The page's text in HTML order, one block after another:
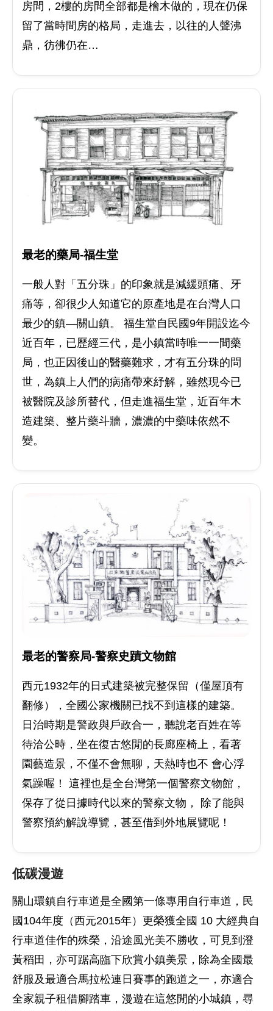
房間，2樓的房間全部都是檜木做的，現在仍保
留了當時間房的格局，走進去，以往的人聲沸
鼎，彷彿仍在…
最老的藥局-福生堂
一般人對「五分珠」的印象就是減緩頭痛、牙
痛等，卻很少人知道它的原產地是在台灣人口
最少的鎮—關山鎮。 福生堂自民國9年開設迄今
近百年，已歷經三代，是小鎮當時唯一一間藥
局，也正因後山的醫藥難求，才有五分珠的問
世，為鎮上人們的病痛帶來紓解，雖然現今已
被醫院及診所替代，但走進福生堂，近百年木
造建築、整片藥斗牆，濃濃的中藥味依然不
變。
最老的警察局-警察史蹟文物館
西元1932年的日式建築被完整保留（僅屋頂有
翻修），全國公家機關已找不到這樣的建築。
日治時期是警政與戶政合一，聽說老百姓在等
待洽公時，坐在復古悠閒的長廊座椅上，看著
園藝造景，不僅不會無聊，天熱時也不 會心浮
氣躁喔！ 這裡也是全台灣第一個警察文物館，
保存了從日據時代以來的警察文物， 除了能與
警察預約解說導覽，甚至借到外地展覽呢！
低碳漫遊
關山環鎮自行車道是全國第一條專用自行車道，民
國104年度（西元2015年）更榮獲全國 10 大經典自
行車道佳作的殊榮，沿途風光美不勝收，可見到澄
黃稻田，亦可踞高臨下欣賞小鎮美景，除為全國最
舒服及最適合馬拉松連日賽事的跑道之一，亦適合
全家親子租借腳踏車，漫遊在這悠閒的小城鎮，尋